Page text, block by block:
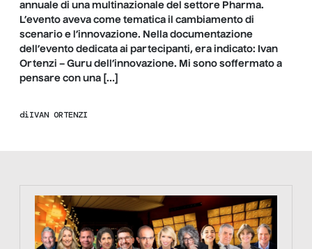
annuale di una multinazionale del settore Pharma.
L’evento aveva come tematica il cambiamento di
scenario e l’innovazione. Nella documentazione
dell’evento dedicata ai partecipanti, era indicato: Ivan
Ortenzi – Guru dell’innovazione. Mi sono soffermato a
pensare con una […]
diIVAN ORTENZI
https://tinyurl.com/363fvfm9